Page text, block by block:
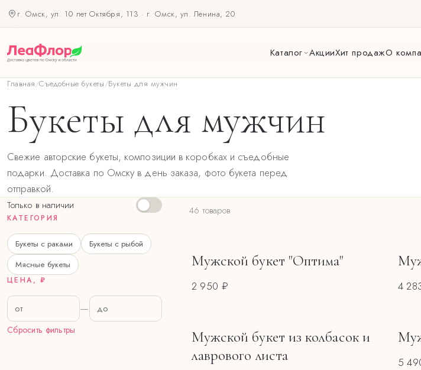
г. Омск, ул. 10 лет Октября, 113 · г. Омск, ул. Ленина, 20
Каталог АкцииХит продажО
Главная/Съедобные букеты/Букеты для мужчин
Букеты для мужчин
Свежие авторские букеты, композиции в коробках и съедобные
подарки. Доставка по Омску в день заказа, фото букета перед
отправкой.
Только в наличии
КАТЕГОРИЯ
Букеты с раками
Букеты с рыбой
Мясные букеты
ЦЕНА, ₽
—
Сбросить фильтры
46 товаров
Мужской букет "Оптима"
2 950 ₽ 4
Мужской букет из колбасок и
лаврового листа
5